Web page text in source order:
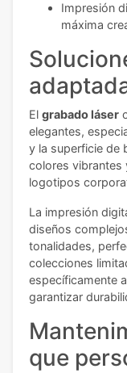
Impresión
máxima
El grabado láser
elegantes,
y la superficie de
colores vibrantes
logotipos
La impresión
diseños
tonalidades,
colecciones
específicamente
garantizar
que